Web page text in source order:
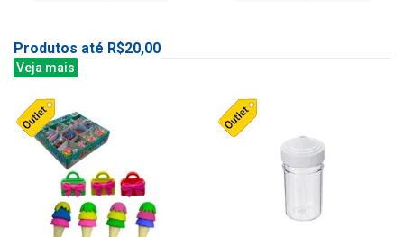
Produtos até R$20,00
Veja mais